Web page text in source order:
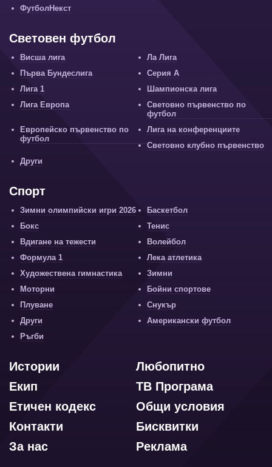
ФутболНекст
Световен футбол
Висша лига
Ла Лига
Първа Бундеслига
Серия А
Лига 1
Шампионска лига
Лига Европа
Световно първенство по
футбол
Европейско първенство по
футбол
Лига на конференциите
Световно клубно първенство
Други
Спорт
Зимни олимпийски игри 2026
Баскетбол
Бокс
Тенис
Вдигане на тежести
Волейбол
Формула 1
Лека атлетика
Художествена гимнастика
Зимни
Моторни
Бойни спортове
Плуване
Снукър
Други
Американски футбол
Ръгби
Любопитно
Истории
ТВ Програма
Екип
Общи условия
Етичен кодекс
Бисквитки
Контакти
Реклама
За нас